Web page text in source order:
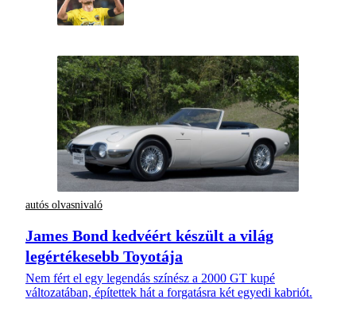
autós olvasnivaló
James Bond kedvéért készült a világ
legértékesebb Toyotája
Nem fért el egy legendás színész a 2000 GT kupé
változatában, építettek hát a forgatásra két egyedi kabriót.